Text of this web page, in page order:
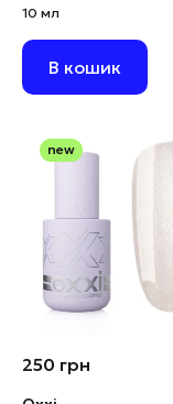
10 мл
В кошик
new
250 грн